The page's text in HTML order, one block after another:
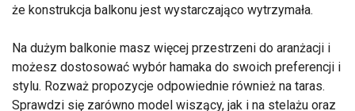
że konstrukcja balkonu jest wystarczająco wytrzymała.
Na dużym balkonie masz więcej przestrzeni do aranżacji i
możesz dostosować wybór hamaka do swoich preferencji i
stylu. Rozważ propozycje odpowiednie również na taras.
Sprawdzi się zarówno model wiszący, jak i na stelażu oraz